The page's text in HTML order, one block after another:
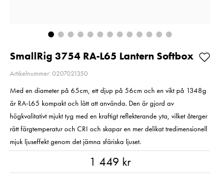
SmallRig 3754 RA-L65 Lantern Softbox
Artikelnummer: 0207021350
Med en diameter på 65cm, ett djup på 56cm och en vikt på 1348g
är RA-L65 kompakt och lätt att använda. Den är gjord av
högkvalitativt mjukt tyg med en kraftigt reflekterande yta, vilket återger
rätt färgtemperatur och CRI och skapar en mer delikat tredimensionell
mjuk ljuseffekt genom det jämna sfäriska ljuset.
1 449 kr